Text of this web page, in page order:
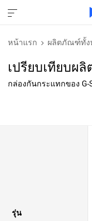
หน้าแรก ผลิตภัณฑ์ทั้ง
เปรียบเทียบผ
กล่องกันกระแทกของ G-
รุ่น